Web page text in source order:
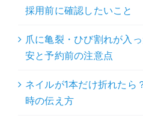
採用前に確認したいこと
爪に亀裂・ひび割れが入
安と予約前の注意点
ネイルが1本だけ折れたら
時の伝え方